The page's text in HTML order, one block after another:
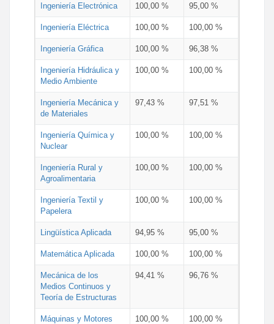
Ingeniería Electrónica 100,00 % 95,00 %
Ingeniería Eléctrica 100,00 % 100,00 %
Ingeniería Gráfica 100,00 % 96,38 %
Ingeniería Hidráulica y
Medio Ambiente
100,00 % 100,00 %
Ingeniería Mecánica y
de Materiales
97,43 % 97,51 %
Ingeniería Química y
Nuclear
100,00 % 100,00 %
Ingeniería Rural y
Agroalimentaria
100,00 % 100,00 %
Ingeniería Textil y
Papelera
100,00 % 100,00 %
Lingüística Aplicada 94,95 % 95,00 %
Matemática Aplicada 100,00 % 100,00 %
Mecánica de los
Medios Continuos y
Teoría de Estructuras
94,41 % 96,76 %
Máquinas y Motores
100,00 % 100,00 %